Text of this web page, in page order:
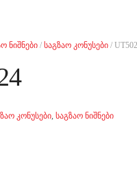
ნიშნები / საგზაო კონუსები /
კონუსები, საგზაო ნიშნები